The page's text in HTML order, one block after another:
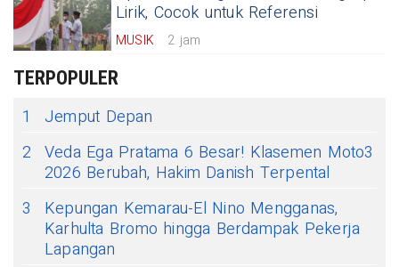
Lirik, Cocok untuk Referensi
MUSIK 2 jam
TERPOPULER
1
Jemput Depan
2 Veda Ega Pratama 6 Besar! Klasemen Moto3
2026 Berubah, Hakim Danish Terpental
3
Kepungan Kemarau-El Nino Mengganas,
Karhulta Bromo hingga Berdampak Pekerja
Lapangan